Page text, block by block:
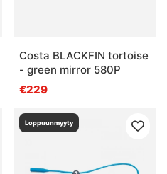
Costa BLACKFIN tortoise
- green mirror 580P
€229
Loppuunmyyty